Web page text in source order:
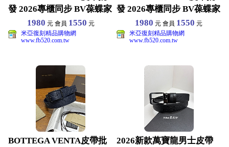
發 2026專櫃同步 BV葆蝶家
男生皮1980 元 會員 1550 元
米亞復刻精品購物網
www.fb520.com.tw
發 2026專櫃同步 BV葆蝶家
男生皮1980 元 會員 1550 元
米亞復刻精品購物網
www.fb520.com.tw
BOTTEGA VENTA皮帶批
2026新款萬寶龍男士皮帶